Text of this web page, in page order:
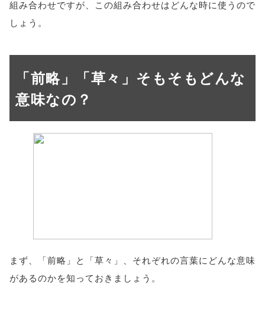
組み合わせですが、この組み合わせはどんな時に使うので
しょう。
「前略」「草々」そもそもどんな
意味なの？
まず、「前略」と「草々」、それぞれの言葉にどんな意味
があるのかを知っておきましょう。